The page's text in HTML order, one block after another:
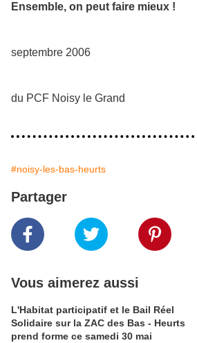
Ensemble, on peut faire mieux !
Noisy,
septembre 2006
La
du PCF Noisy le Grand
#noisy-les-bas-heurts
Partager
Vous aimerez aussi
L'Habitat participatif et le Bail Réel
Solidaire sur la ZAC des Bas - Heurts
prend forme ce samedi 30 mai